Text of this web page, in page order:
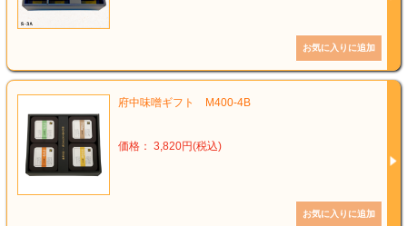
府中味噌ギフト M400-4B
価格： 3,820円(税込)